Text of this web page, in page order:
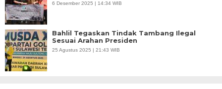
6 Desember 2025 | 14:34 WIB
Bahlil Tegaskan Tindak Tambang Ilegal
Sesuai Arahan Presiden
25 Agustus 2025 | 21:43 WIB